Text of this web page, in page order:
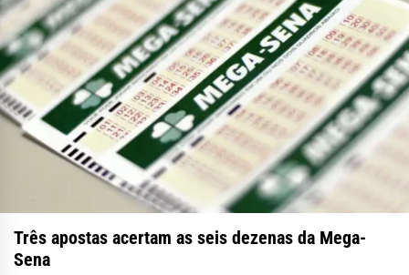
Três apostas acertam as seis dezenas da Mega-
Sena